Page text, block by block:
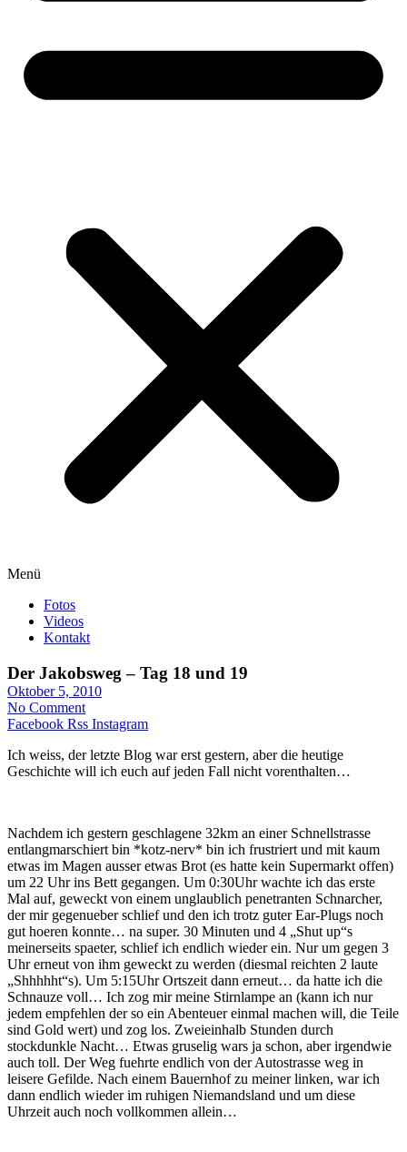
Menü
Fotos
Videos
Kontakt
Der Jakobsweg – Tag 18 und 19
Oktober 5, 2010
No Comment
Facebook Rss Instagram
Ich weiss, der letzte Blog war erst gestern, aber die heutige
Geschichte will ich euch auf jeden Fall nicht vorenthalten…
Nachdem ich gestern geschlagene 32km an einer Schnellstrasse
entlangmarschiert bin *kotz-nerv* bin ich frustriert und mit kaum
etwas im Magen ausser etwas Brot (es hatte kein Supermarkt offen)
um 22 Uhr ins Bett gegangen. Um 0:30Uhr wachte ich das erste
Mal auf, geweckt von einem unglaublich penetranten Schnarcher,
der mir gegenueber schlief und den ich trotz guter Ear-Plugs noch
gut hoeren konnte… na super. 30 Minuten und 4 „Shut up“s
meinerseits spaeter, schlief ich endlich wieder ein. Nur um gegen 3
Uhr erneut von ihm geweckt zu werden (diesmal reichten 2 laute
„Shhhhht“s). Um 5:15Uhr Ortszeit dann erneut… da hatte ich die
Schnauze voll… Ich zog mir meine Stirnlampe an (kann ich nur
jedem empfehlen der so ein Abenteuer einmal machen will, die Teile
sind Gold wert) und zog los. Zweieinhalb Stunden durch
stockdunkle Nacht… Etwas gruselig wars ja schon, aber irgendwie
auch toll. Der Weg fuehrte endlich von der Autostrasse weg in
leisere Gefilde. Nach einem Bauernhof zu meiner linken, war ich
dann endlich wieder im ruhigen Niemandsland und um diese
Uhrzeit auch noch vollkommen allein…